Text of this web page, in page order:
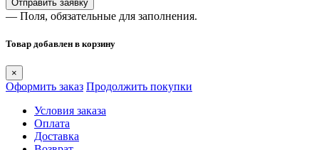
— Поля, обязательные для заполнения.
Товар добавлен в корзину
×
Оформить заказ Продолжить покупки
Условия заказа
Оплата
Доставка